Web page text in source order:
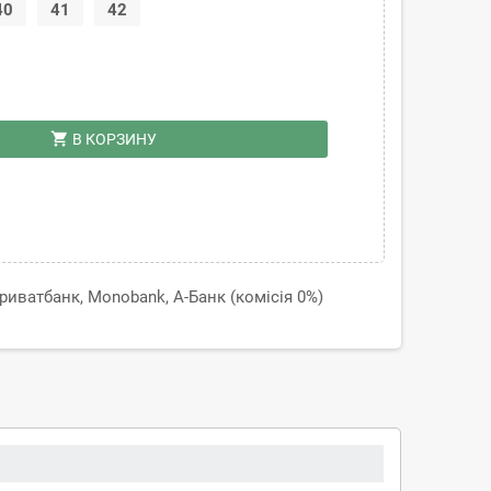
41 42
shopping_cart В КОРЗИНУ
Monobank, А-Банк (комісія 0%)